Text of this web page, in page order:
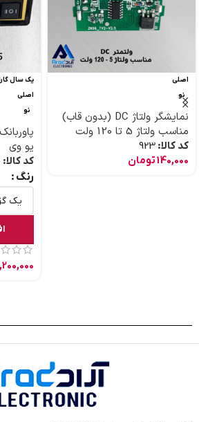
اصلی
نو
نمایشگر ولتاژ DC (بدون قاب)
مناسب ولتاژ 5 تا 120 ولت
کد کالا: 923
140,000تومان
یک سال
اصلی
نو
یو وی
کد کالا:
رنگ